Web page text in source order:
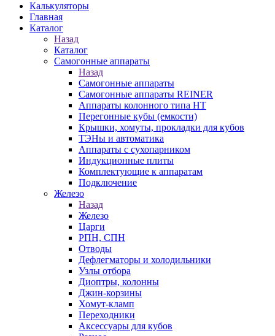
Калькуляторы
Главная
Каталог
Назад
Каталог
Самогонные аппараты
Назад
Самогонные аппараты
Самогонные аппараты REINER
Аппараты колонного типа НТ
Перегонные кубы (емкости)
Крышки, хомуты, прокладки для кубов
ТЭНы и автоматика
Аппараты с сухопарником
Индукционные плиты
Комплектующие к аппаратам
Подключение
Железо
Назад
Железо
Царги
РПН, СПН
Отводы
Дефлегматоры и холодильники
Узлы отбора
Диоптры, колонны
Джин-корзины
Хомут-кламп
Переходники
Аксессуары для кубов